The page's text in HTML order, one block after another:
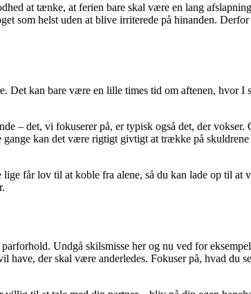
at tænke, at ferien bare skal være en lang
som helst uden at blive irriterede på hinanden.
Det kan bare være en lille times tid om aftenen, hvor I
– det, vi fokuserer på, er typisk også det, der vokser.
kan det være rigtigt givtigt at trække på
får lov til at koble fra alene, så du kan lade op til at
Undgå skilsmisse her og nu ved for
der skal være anderledes. Fokuser på, hvad du